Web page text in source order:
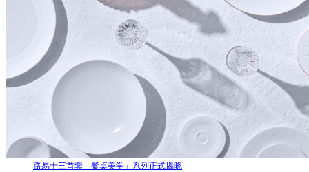
路易十三首套「餐桌美学」系列正式揭晓